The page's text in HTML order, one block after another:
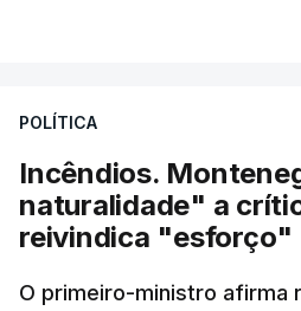
POLÍTICA
Incêndios.
naturalidade" a
reivindica "esforço"
O primeiro-ministro afirma